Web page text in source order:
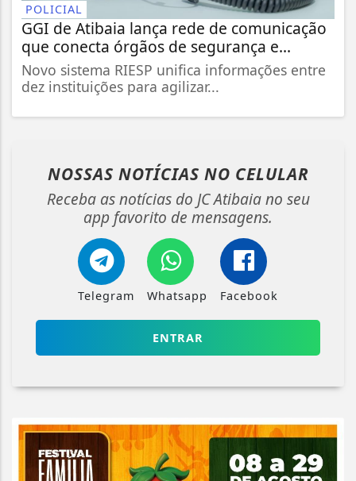
POLICIAL
GGI de Atibaia lança rede de comunicação
que conecta órgãos de segurança e...
Novo sistema RIESP unifica informações entre
dez instituições para agilizar...
NOSSAS NOTÍCIAS NO CELULAR
Receba as notícias do JC Atibaia no seu
app favorito de mensagens.
Telegram Whatsapp Facebook
ENTRAR